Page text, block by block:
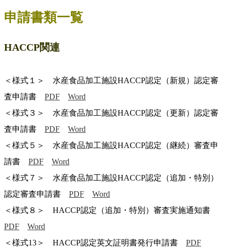
申請書類一覧
HACCP関連
＜様式１＞ 水産食品加工施設HACCP認定（新規）認定審
査申請書 PDF
Word
＜様式３＞ 水産食品加工施設HACCP認定（更新）認定審
査申請書 PDF
Word
＜様式５＞ 水産食品加工施設HACCP認定（継続）審査申
請書 PDF
Word
＜様式７＞ 水産食品加工施設HACCP認定（追加・特別）
認定審査申請書 PDF
Word
＜様式８＞ HACCP認定（追加・特別）審査実施通知書
PDF
Word
＜様式13＞ HACCP認定英文証明書発行申請書 PDF